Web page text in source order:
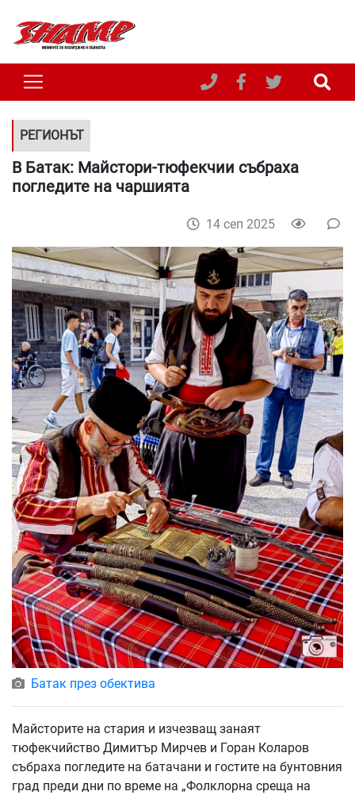
РЕГИОНЪТ
В Батак: Майстори-тюфекчии събраха
погледите на чаршията
14 сеп 2025
Батак през обектива
Майсторите на стария и изчезващ занаят
тюфекчийство Димитър Мирчев и Горан Коларов
събраха погледите на батачани и гостите на бунтовния
град преди дни по време на „Фолклорна среща на